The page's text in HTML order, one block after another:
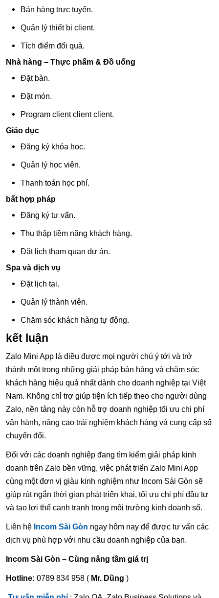
Bán hàng trực tuyến.
Quản lý thiết bị client.
Tích điểm đổi quà.
Nhà hàng – Thực phẩm & Đồ uống
Đặt bàn.
Đặt món.
Program client client client.
Giáo dục
Đăng ký khóa học.
Quản lý học viên.
Thanh toán học phí.
bất hợp pháp
Đăng ký tư vấn.
Thu thập tiềm năng khách hàng.
Đặt lịch tham quan dự án.
Spa và dịch vụ
Đặt lịch tại.
Quản lý thành viên.
Chăm sóc khách hàng tự động.
kết luận
Zalo Mini App là điều được mọi người chú ý tới và trở
thành một trong những giải pháp bán hàng và chăm sóc
khách hàng hiệu quả nhất dành cho doanh nghiệp tại Việt
Nam. Không chỉ trợ giúp tiện ích tiếp theo cho người dùng
Zalo, nền tảng này còn hỗ trợ doanh nghiệp tối ưu chi phí
vận hành, nâng cao trải nghiệm khách hàng và cung cấp số
chuyển đổi.
Đối với các doanh nghiệp đang tìm kiếm giải pháp kinh
doanh trên Zalo bền vững, việc phát triển Zalo Mini App
cùng một đơn vị giàu kinh nghiệm như Incom Sài Gòn sẽ
giúp rút ngắn thời gian phát triển khai, tối ưu chi phí đầu tư
và tạo lợi thế cạnh tranh trong môi trường kinh doanh số.
Liên hệ Incom Sài Gòn ngay hôm nay để được tư vấn các
dịch vụ phù hợp với nhu cầu doanh nghiệp của bạn.
Incom Sài Gòn – Cùng nâng tầm giá trị
Hotline: 0789 834 958 ( Mr. Dũng )